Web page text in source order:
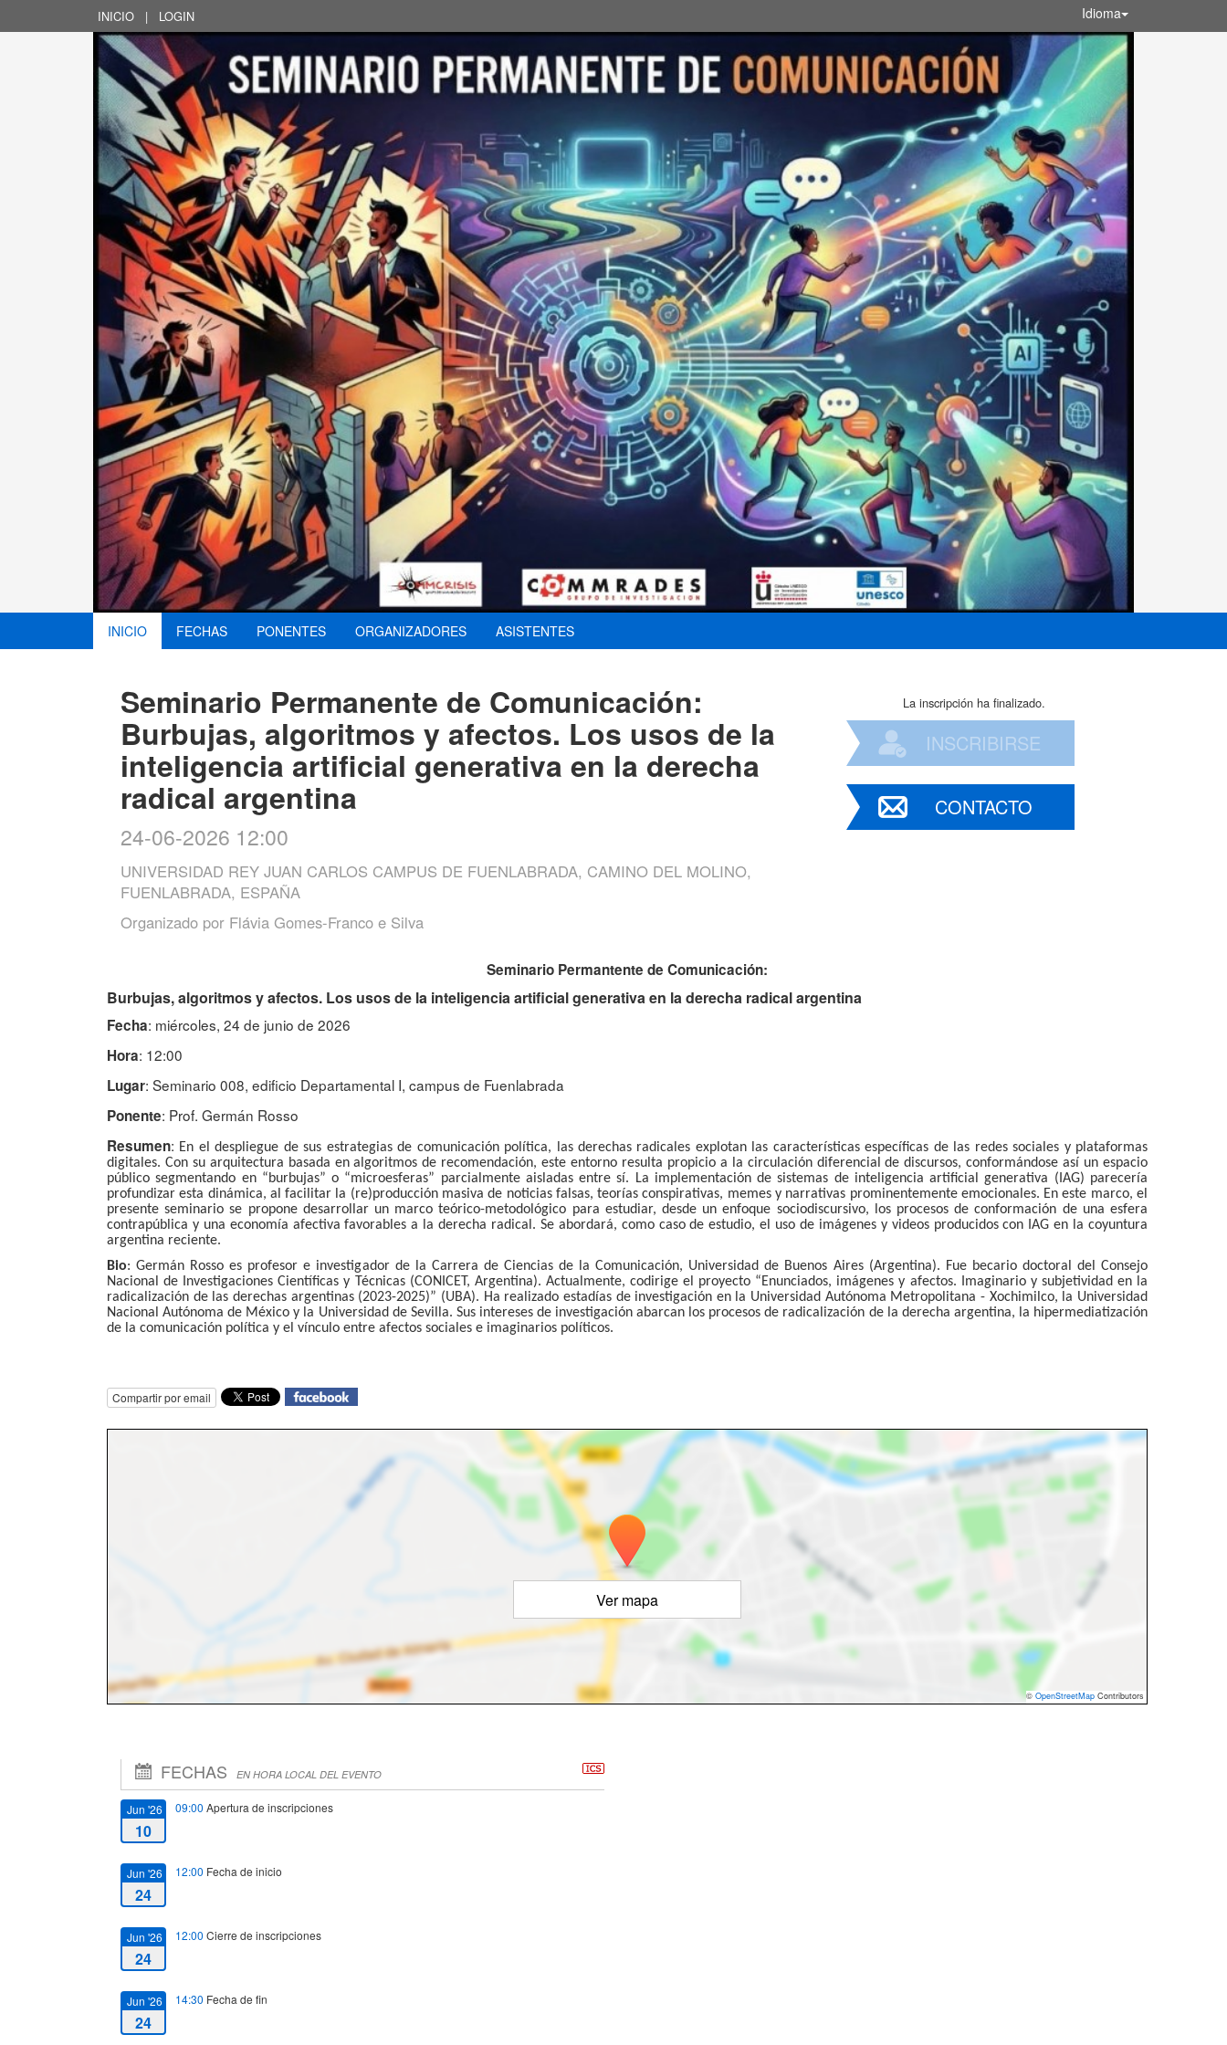
INICIO | LOGIN Idioma
INICIO FECHAS PONENTES ORGANIZADORES ASISTENTES
Seminario Permanente de Comunicación:
Burbujas, algoritmos y afectos. Los usos de la
inteligencia artificial generativa en la derecha
radical argentina
24-06-2026 12:00
UNIVERSIDAD REY JUAN CARLOS CAMPUS DE FUENLABRADA, CAMINO DEL MOLINO,
FUENLABRADA, ESPAÑA
Organizado por Flávia Gomes-Franco e Silva
La inscripción ha finalizado.
INSCRIBIRSE
CONTACTO
Seminario Permantente de Comunicación:
Burbujas, algoritmos y afectos. Los usos de la inteligencia artificial generativa en la derecha radical argentina
Fecha: miércoles, 24 de junio de 2026
Hora: 12:00
Lugar: Seminario 008, edificio Departamental I, campus de Fuenlabrada
Ponente: Prof. Germán Rosso
Resumen: En el despliegue de sus estrategias de comunicación política, las derechas radicales explotan las características específicas de las redes sociales y plataformas
digitales. Con su arquitectura basada en algoritmos de recomendación, este entorno resulta propicio a la circulación diferencial de discursos, conformándose así un espacio
público segmentando en “burbujas” o “microesferas” parcialmente aisladas entre sí. La implementación de sistemas de inteligencia artificial generativa (IAG) parecería
profundizar esta dinámica, al facilitar la (re)producción masiva de noticias falsas, teorías conspirativas, memes y narrativas prominentemente emocionales. En este marco, el
presente seminario se propone desarrollar un marco teórico-metodológico para estudiar, desde un enfoque sociodiscursivo, los procesos de conformación de una esfera
contrapública y una economía afectiva favorables a la derecha radical. Se abordará, como caso de estudio, el uso de imágenes y videos producidos con IAG en la coyuntura
argentina reciente.
Bio: Germán Rosso es profesor e investigador de la Carrera de Ciencias de la Comunicación, Universidad de Buenos Aires (Argentina). Fue becario doctoral del Consejo
Nacional de Investigaciones Científicas y Técnicas (CONICET, Argentina). Actualmente, codirige el proyecto “Enunciados, imágenes y afectos. Imaginario y subjetividad en la
radicalización de las derechas argentinas (2023-2025)” (UBA). Ha realizado estadías de investigación en la Universidad Autónoma Metropolitana - Xochimilco, la Universidad
Nacional Autónoma de México y la Universidad de Sevilla. Sus intereses de investigación abarcan los procesos de radicalización de la derecha argentina, la hipermediatización
de la comunicación política y el vínculo entre afectos sociales e imaginarios políticos.
Compartir por email
Ver mapa
© OpenStreetMap Contributors
FECHAS EN HORA LOCAL DEL EVENTO
Jun '26
10
09:00 Apertura de inscripciones
Jun '26
24
12:00 Fecha de inicio
Jun '26
24
12:00 Cierre de inscripciones
Jun '26
24
14:30 Fecha de fin